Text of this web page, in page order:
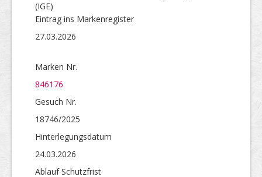
(IGE)
Eintrag ins Markenregister
27.03.2026
Marken Nr.
846176
Gesuch Nr.
18746/2025
Hinterlegungs­datum
24.03.2026
Ablauf Schutzfrist